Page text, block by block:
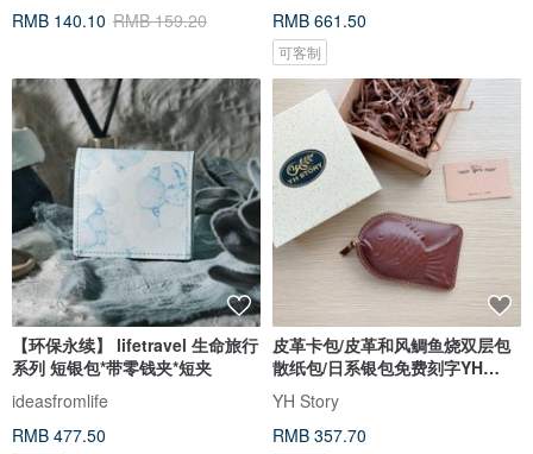
RMB 140.10 RMB 159.20
RMB 661.50
可客制
【环保永续】 lifetravel 生命旅行
系列 短银包*带零钱夹*短夹
ideasfromlife
RMB 477.50
皮革卡包/皮革和风鲷鱼烧双层包
散纸包/日系银包免费刻字YH
story
YH Story
RMB 357.70